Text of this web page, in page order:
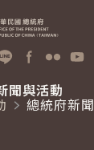
聞與活動
總統府新聞